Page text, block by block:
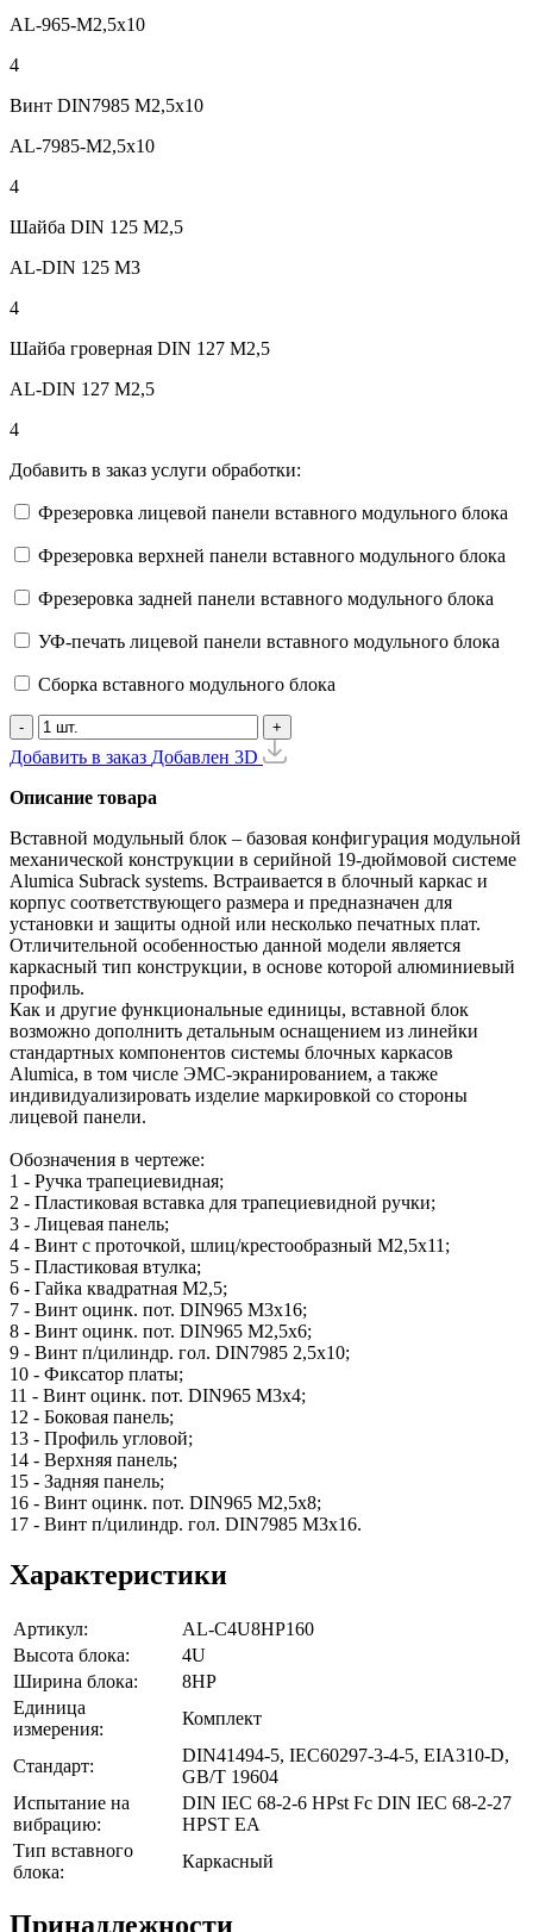
AL-965-M2,5х10
4
Винт DIN7985 M2,5х10
AL-7985-M2,5x10
4
Шайба DIN 125 М2,5
AL-DIN 125 M3
4
Шайба гроверная DIN 127 М2,5
AL-DIN 127 M2,5
4
Добавить в заказ услуги обработки:
Фрезеровка лицевой панели вставного модульного блока
Фрезеровка верхней панели вставного модульного блока
Фрезеровка задней панели вставного модульного блока
УФ-печать лицевой панели вставного модульного блока
Сборка вставного модульного блока
- +
Добавить в заказ Добавлен 3D
Описание товара
Вставной модульный блок – базовая конфигурация модульной
механической конструкции в серийной 19-дюймовой системе
Alumica Subrack systems. Встраивается в блочный каркас и
корпус соответствующего размера и предназначен для
установки и защиты одной или несколько печатных плат.
Отличительной особенностью данной модели является
каркасный тип конструкции, в основе которой алюминиевый
профиль.
Как и другие функциональные единицы, вставной блок
возможно дополнить детальным оснащением из линейки
стандартных компонентов системы блочных каркасов
Alumicа, в том числе ЭМС-экранированием, а также
индивидуализировать изделие маркировкой со стороны
лицевой панели.
Обозначения в чертеже:
1 - Ручка трапециевидная;
2 - Пластиковая вставка для трапециевидной ручки;
3 - Лицевая панель;
4 - Винт с проточкой, шлиц/крестообразный М2,5х11;
5 - Пластиковая втулка;
6 - Гайка квадратная М2,5;
7 - Винт оцинк. пот. DIN965 М3х16;
8 - Винт оцинк. пот. DIN965 M2,5х6;
9 - Винт п/цилиндр. гол. DIN7985 2,5х10;
10 - Фиксатор платы;
11 - Винт оцинк. пот. DIN965 М3х4;
12 - Боковая панель;
13 - Профиль угловой;
14 - Верхняя панель;
15 - Задняя панель;
16 - Винт оцинк. пот. DIN965 М2,5х8;
17 - Винт п/цилиндр. гол. DIN7985 M3х16.
Характеристики
Артикул:
AL-C4U8HP160
Высота блока:
4U
Ширина блока:
8HP
Единица
измерения:
Комплект
Стандарт:
DIN41494-5, IEC60297-3-4-5, EIA310-D,
GB/T 19604
Испытание на
вибрацию:
DIN IEC 68-2-6 HPst Fc DIN IEC 68-2-27
HPST EA
Тип вставного
блока:
Каркасный
Принадлежности